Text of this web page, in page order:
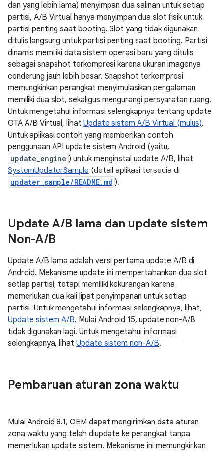
dan yang lebih lama) menyimpan dua salinan untuk setiap
partisi, A/B Virtual hanya menyimpan dua slot fisik untuk
partisi penting saat booting. Slot yang tidak digunakan
ditulis langsung untuk partisi penting saat booting. Partisi
dinamis memiliki data sistem operasi baru yang ditulis
sebagai snapshot terkompresi karena ukuran imagenya
cenderung jauh lebih besar. Snapshot terkompresi
memungkinkan perangkat menyimulasikan pengalaman
memiliki dua slot, sekaligus mengurangi persyaratan ruang.
Untuk mengetahui informasi selengkapnya tentang update
OTA A/B Virtual, lihat Update sistem A/B Virtual (mulus).
Untuk aplikasi contoh yang memberikan contoh
penggunaan API update sistem Android (yaitu,
update_engine ) untuk menginstal update A/B, lihat
SystemUpdaterSample (detail aplikasi tersedia di
updater_sample/README.md ).
Update A/B lama dan update sistem
Non-A/B
Update A/B lama adalah versi pertama update A/B di
Android. Mekanisme update ini mempertahankan dua slot
setiap partisi, tetapi memiliki kekurangan karena
memerlukan dua kali lipat penyimpanan untuk setiap
partisi. Untuk mengetahui informasi selengkapnya, lihat,
Update sistem A/B. Mulai Android 15, update non-A/B
tidak digunakan lagi. Untuk mengetahui informasi
selengkapnya, lihat Update sistem non-A/B.
Pembaruan aturan zona waktu
Mulai Android 8.1, OEM dapat mengirimkan data aturan
zona waktu yang telah diupdate ke perangkat tanpa
memerlukan update sistem. Mekanisme ini memungkinkan